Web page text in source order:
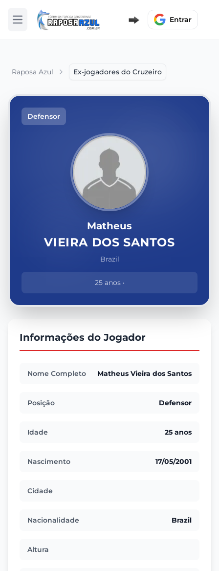
Abrir menu Entrar
Raposa Azul Ex-jogadores do Cruzeiro
Defensor
Matheus
VIEIRA DOS SANTOS
Brazil
25 anos •
Informações do Jogador
Nome Completo Matheus Vieira dos Santos
Posição Defensor
Idade 25 anos
Nascimento 17/05/2001
Cidade
Nacionalidade Brazil
Altura